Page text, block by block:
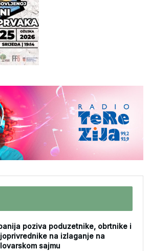
poziva poduzetnike, obrtnike i
na izlaganje na
sajmu